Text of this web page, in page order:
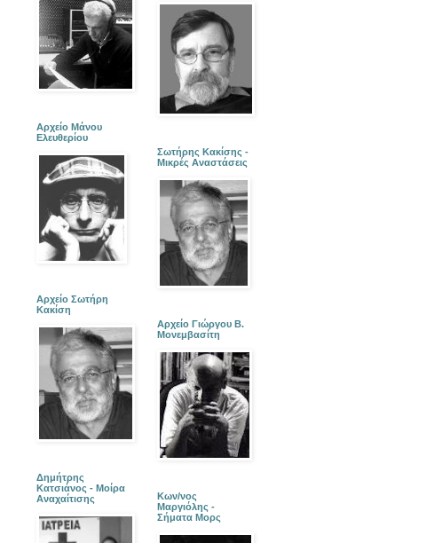
Αρχείο Μάνου
Ελευθερίου
Αρχείο Σωτήρη
Κακίση
Δημήτρης
Κατσιάνος - Μοίρα
Αναχαίτισης
Σωτήρης Κακίσης -
Μικρές Αναστάσεις
Αρχείο Γιώργου Β.
Μονεμβασίτη
Κων/νος
Μαργιόλης -
Σήματα Μορς